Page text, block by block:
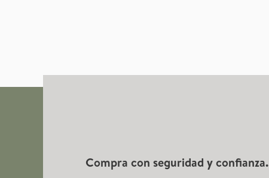
Compra con seguridad y confianza.